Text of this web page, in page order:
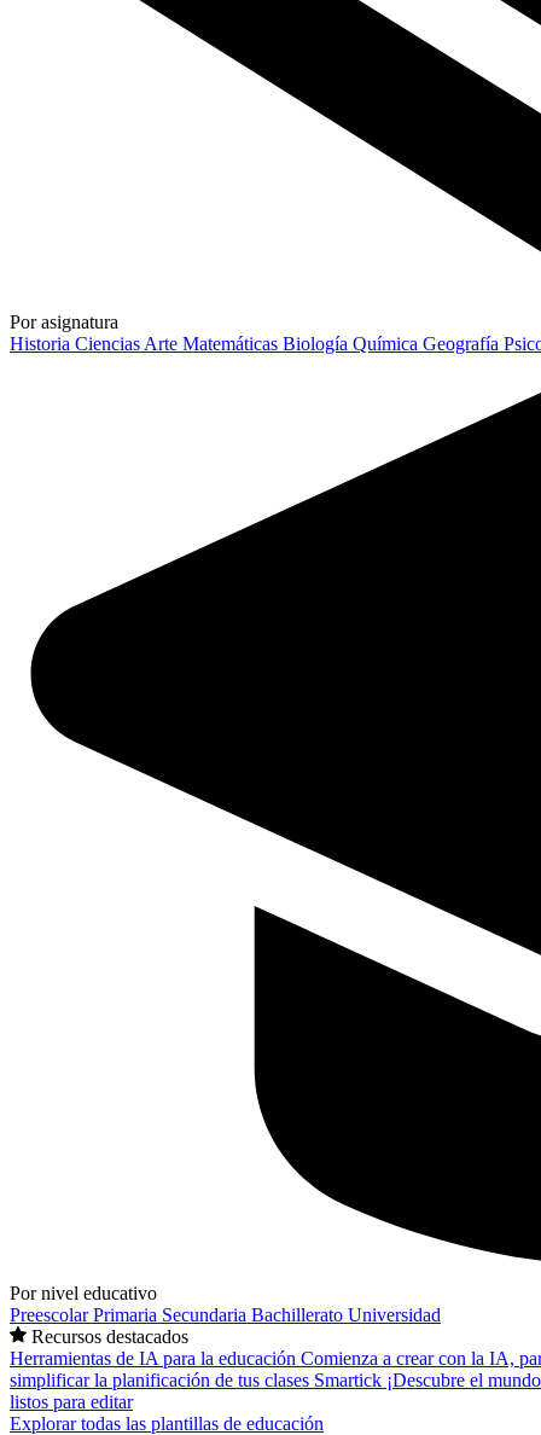
Por asignatura
Historia Ciencias Arte Matemáticas Biología Química Geografía
Por nivel educativo
PreescolarPrimaria Secundaria Bachillerato Universidad
Recursos destacados
Herramientas de IA para la educación Comienza a crear con la IA,
simplificar la planificación de tus clases Smartick ¡Descubre el
listos para editar
Explorar todas las plantillas de educación